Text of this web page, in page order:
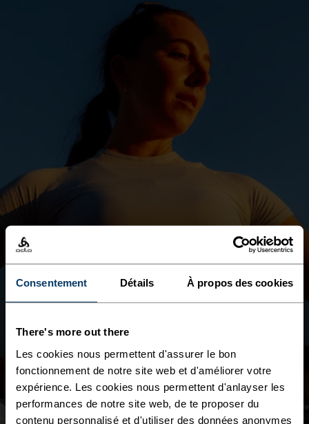
Consentement Détails À propos des cookies
There's more out there
Les cookies nous permettent d'assurer le bon
fonctionnement de notre site web et d'améliorer votre
expérience. Les cookies nous permettent d'anlayser les
performances de notre site web, de te proposer du
contenu personnalisé et d'utiliser des données anonymes
ULTRA LÉGER & SANS
COUTURES. CONÇU POUR TE
RAFRAÎCHIR SOUS FORTE
CHALEUR.
FEMME HOMME